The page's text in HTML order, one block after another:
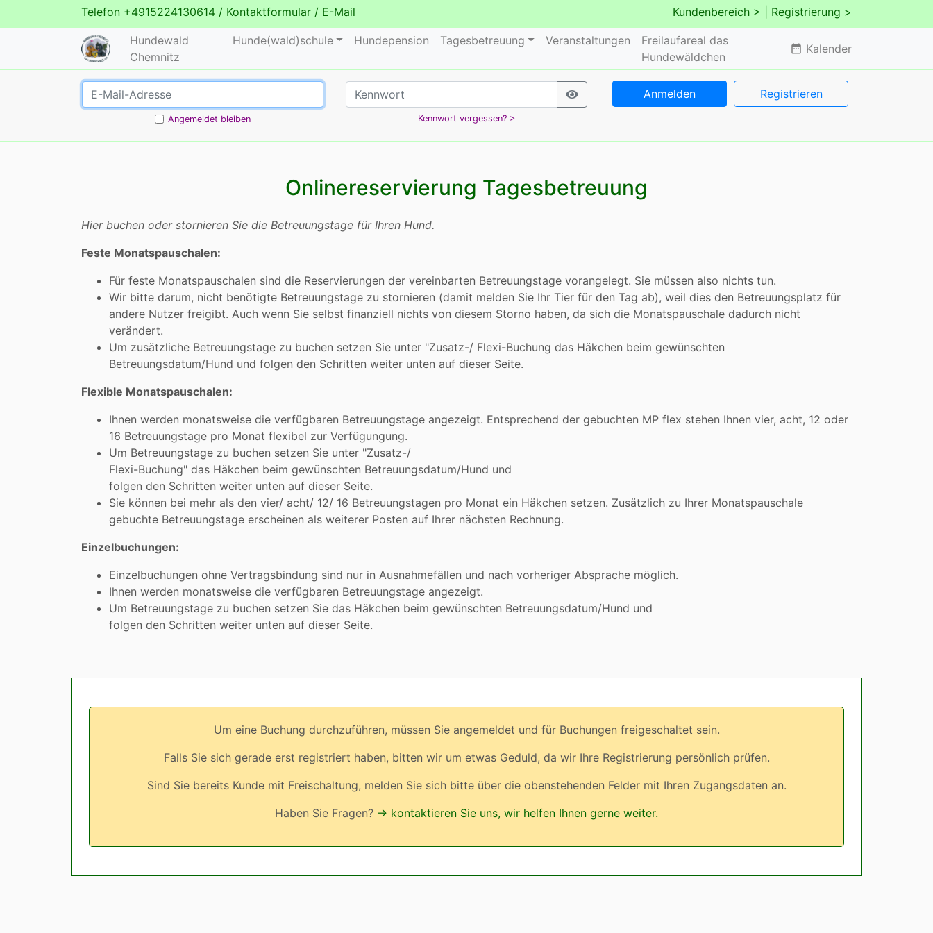
Telefon +4915224130614 / Kontaktformular / E-Mail Kundenbereich > | Registrierung >
Hundewald
Chemnitz
Hunde(wald)schule Hundepension Tagesbetreuung Veranstaltungen
Freilaufareal das
Hundewäldchen
date_range Kalender
Angemeldet bleiben Kennwort vergessen? >
Anmelden Registrieren
Onlinereservierung Tagesbetreuung
Hier buchen oder stornieren Sie die Betreuungstage für Ihren Hund.
Feste Monatspauschalen:
Für feste Monatspauschalen sind die Reservierungen der vereinbarten Betreuungstage vorangelegt. Sie müssen also nichts tun.
Wir bitte darum, nicht benötigte Betreuungstage zu stornieren (damit melden Sie Ihr Tier für den Tag ab), weil dies den Betreuungsplatz für
andere Nutzer freigibt. Auch wenn Sie selbst finanziell nichts von diesem Storno haben, da sich die Monatspauschale dadurch nicht
verändert.
Um zusätzliche Betreuungstage zu buchen setzen Sie unter "Zusatz-/ Flexi-Buchung das Häkchen beim gewünschten
Betreuungsdatum/Hund und folgen den Schritten weiter unten auf dieser Seite.
Flexible Monatspauschalen:
Ihnen werden monatsweise die verfügbaren Betreuungstage angezeigt. Entsprechend der gebuchten MP flex stehen Ihnen vier, acht, 12 oder
16 Betreuungstage pro Monat flexibel zur Verfügungung.
Um Betreuungstage zu buchen setzen Sie unter "Zusatz-/
Flexi-Buchung" das Häkchen beim gewünschten Betreuungsdatum/Hund und
folgen den Schritten weiter unten auf dieser Seite.
Sie können bei mehr als den vier/ acht/ 12/ 16 Betreuungstagen pro Monat ein Häkchen setzen. Zusätzlich zu Ihrer Monatspauschale
gebuchte Betreuungstage erscheinen als weiterer Posten auf Ihrer nächsten Rechnung.
Einzelbuchungen:
Einzelbuchungen ohne Vertragsbindung sind nur in Ausnahmefällen und nach vorheriger Absprache möglich.
Ihnen werden monatsweise die verfügbaren Betreuungstage angezeigt.
Um Betreuungstage zu buchen setzen Sie das Häkchen beim gewünschten Betreuungsdatum/Hund und
folgen den Schritten weiter unten auf dieser Seite.
Um eine Buchung durchzuführen, müssen Sie angemeldet und für Buchungen freigeschaltet sein.
Falls Sie sich gerade erst registriert haben, bitten wir um etwas Geduld, da wir Ihre Registrierung persönlich prüfen.
Sind Sie bereits Kunde mit Freischaltung, melden Sie sich bitte über die obenstehenden Felder mit Ihren Zugangsdaten an.
Haben Sie Fragen? → kontaktieren Sie uns, wir helfen Ihnen gerne weiter.